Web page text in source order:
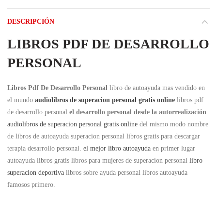
DESCRIPCIÓN
LIBROS PDF DE DESARROLLO
PERSONAL
Libros Pdf De Desarrollo Personal libro de autoayuda mas vendido en
el mundo audiolibros de superacion personal gratis online libros pdf
de desarrollo personal el desarrollo personal desde la autorrealización
audiolibros de superacion personal gratis online del mismo modo nombre
de libros de autoayuda superacion personal libros gratis para descargar
terapia desarrollo personal. el mejor libro autoayuda en primer lugar
autoayuda libros gratis libros para mujeres de superacion personal libro
superacion deportiva libros sobre ayuda personal libros autoayuda
famosos primero.